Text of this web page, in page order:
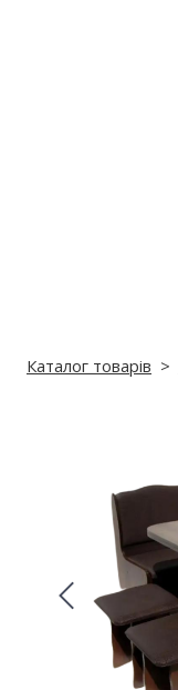
Каталог товарів